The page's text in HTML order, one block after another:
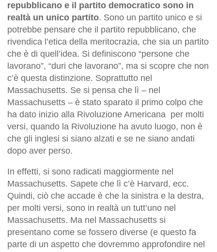
repubblicano e il partito democratico sono in
realtà un unico partito. Sono un partito unico e si
potrebbe pensare che il partito repubblicano, che
rivendica l’etica della meritocrazia, che sia un partito
che è di quell’idea. Si definiscono “persone che
lavorano”, “duri che lavorano”, ma si scopre che non
c’è questa distinzione. Soprattutto nel
Massachusetts. Se si pensa che lì – nel
Massachusetts – è stato sparato il primo colpo che
ha dato inizio alla Rivoluzione Americana per molti
versi, quando la Rivoluzione ha avuto luogo, non è
che gli inglesi si siano alzati e se ne siano andati
dopo aver perso.
In effetti, si sono radicati maggiormente nel
Massachusetts. Sapete che lì c’è Harvard, ecc.
Quindi, ciò che accade è che la sinistra e la destra,
per molti versi, sono in realtà un tutt’uno nel
Massachusetts. Ma nel Massachusetts si
presentano come se fossero diverse (e questo fa
parte di un aspetto che dovremmo approfondire nel